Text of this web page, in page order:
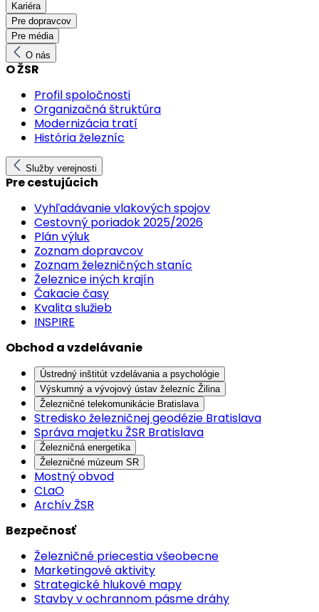
Kariéra
Pre dopravcov
Pre média
O nás
O ŽSR
Profil spoločnosti
Organizačná štruktúra
Modernizácia tratí
História železníc
Služby verejnosti
Pre cestujúcich
Vyhľadávanie vlakových spojov
Cestovný poriadok 2025/2026
Plán výluk
Zoznam dopravcov
Zoznam železničných staníc
Železnice iných krajín
Čakacie časy
Kvalita služieb
INSPIRE
Obchod a vzdelávanie
Ústredný inštitút vzdelávania a psychológie
Výskumný a vývojový ústav železníc Žilina
Železničné telekomunikácie Bratislava
Stredisko železničnej geodézie Bratislava
Správa majetku ŽSR Bratislava
Železničná energetika
Železničné múzeum SR
Mostný obvod
CLaO
Archív ŽSR
Bezpečnosť
Železničné priecestia všeobecne
Marketingové aktivity
Strategické hlukové mapy
Stavby v ochrannom pásme dráhy